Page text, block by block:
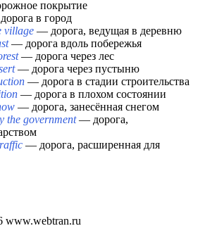
покрытие
в город
village — дорога, ведущая в деревню
— дорога вдоль побережья
— дорога через лес
— дорога через пустыню
— дорога в стадии строительства
— дорога в плохом состоянии
— дорога, занесённая снегом
the government— дорога,
— дорога, расширенная для
www.webtran.ru